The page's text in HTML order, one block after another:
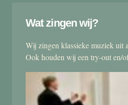
Wat zingen wij?
Wij zingen klassieke muziek uit
Ook houden wij een try-out en/